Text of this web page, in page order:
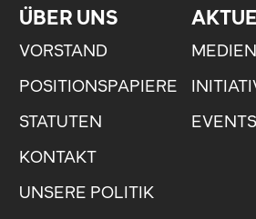
ÜBER UNS
VORSTAND
POSITIONSPAPIERE
STATUTEN
KONTAKT
UNSERE POLITIK
EVENTS